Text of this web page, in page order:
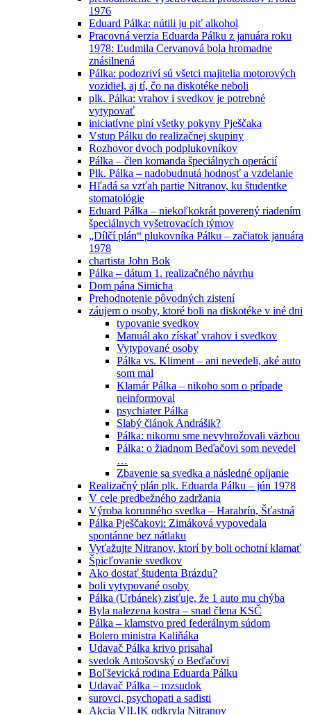
1976
Eduard Pálka: nútili ju piť alkohol
Pracovná verzia Eduarda Pálku z januára roku
1978: Ľudmila Cervanová bola hromadne
znásilnená
Pálka: podozriví sú všetci majitelia motorových
vozidiel, aj tí, čo na diskotéke neboli
plk. Pálka: vrahov i svedkov je potrebné
vytypovať
iniciatívne plní všetky pokyny Pješčaka
Vstup Pálku do realizačnej skupiny
Rozhovor dvoch podplukovníkov
Pálka – člen komanda špeciálnych operácií
Plk. Pálka – nadobudnutá hodnosť a vzdelanie
Hľadá sa vzťah partie Nitranov, ku študentke
stomatológie
Eduard Pálka – niekoľkokrát poverený riadením
špeciálnych vyšetrovacích týmov
„Dílčí plán“ plukovníka Pálku – začiatok januára
1978
chartista John Bok
Pálka – dátum 1. realizačného návrhu
Dom pána Simicha
Prehodnotenie pôvodných zistení
záujem o osoby, ktoré boli na diskotéke v iné dni
typovanie svedkov
Manuál ako získať vrahov i svedkov
Vytypované osoby
Pálka vs. Kliment – ani nevedeli, aké auto
som mal
Klamár Pálka – nikoho som o prípade
neinformoval
psychiater Pálka
Slabý článok Andrášik?
Pálka: nikomu sme nevyhrožovali väzbou
Pálka: o žiadnom Beďačovi som nevedel
…
Zbavenie sa svedka a následné opíjanie
Realizačný plán plk. Eduarda Pálku – jún 1978
V cele predbežného zadržania
Výroba korunného svedka – Harabrín, Šťastná
Pálka Pješčakovi: Zimáková vypovedala
spontánne bez nátlaku
Vyťažujte Nitranov, ktorí by boli ochotní klamať
Špicľovanie svedkov
Ako dostať študenta Brázdu?
boli vytypované osoby
Pálka (Urbánek) zisťuje, že 1 auto mu chýba
Byla nalezena kostra – snad člena KSČ
Pálka – klamstvo pred federálnym súdom
Bolero ministra Kaliňáka
Udavač Pálka krivo prisahal
svedok Antošovský o Beďačovi
Boľševická rodina Eduarda Pálku
Udavač Pálka – rozsudok
surovci, psychopati a sadisti
Akcia VILIK odkryla Nitranov